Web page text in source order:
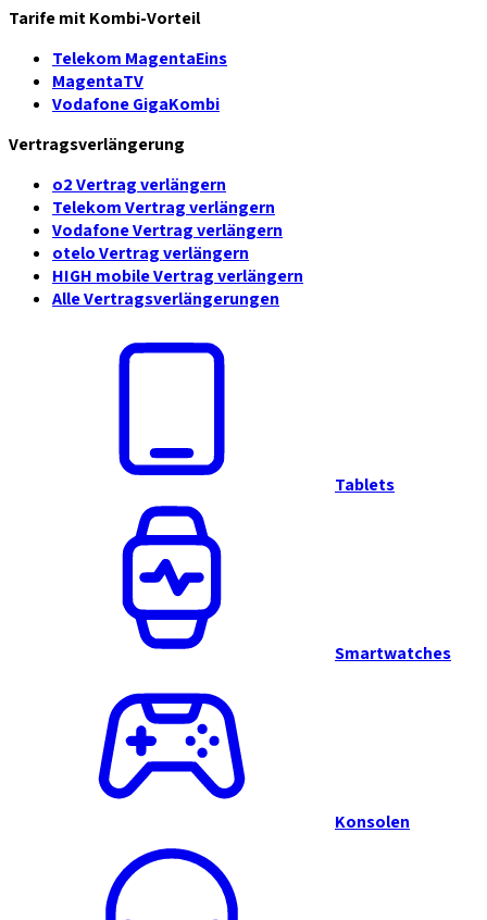
Tarife mit Kombi-Vorteil
Telekom MagentaEins
MagentaTV
Vodafone GigaKombi
Vertragsverlängerung
o2 Vertrag verlängern
Telekom Vertrag verlängern
Vodafone Vertrag verlängern
otelo Vertrag verlängern
HIGH mobile Vertrag verlängern
Alle Vertragsverlängerungen
Tablets
Smartwatches
Konsolen